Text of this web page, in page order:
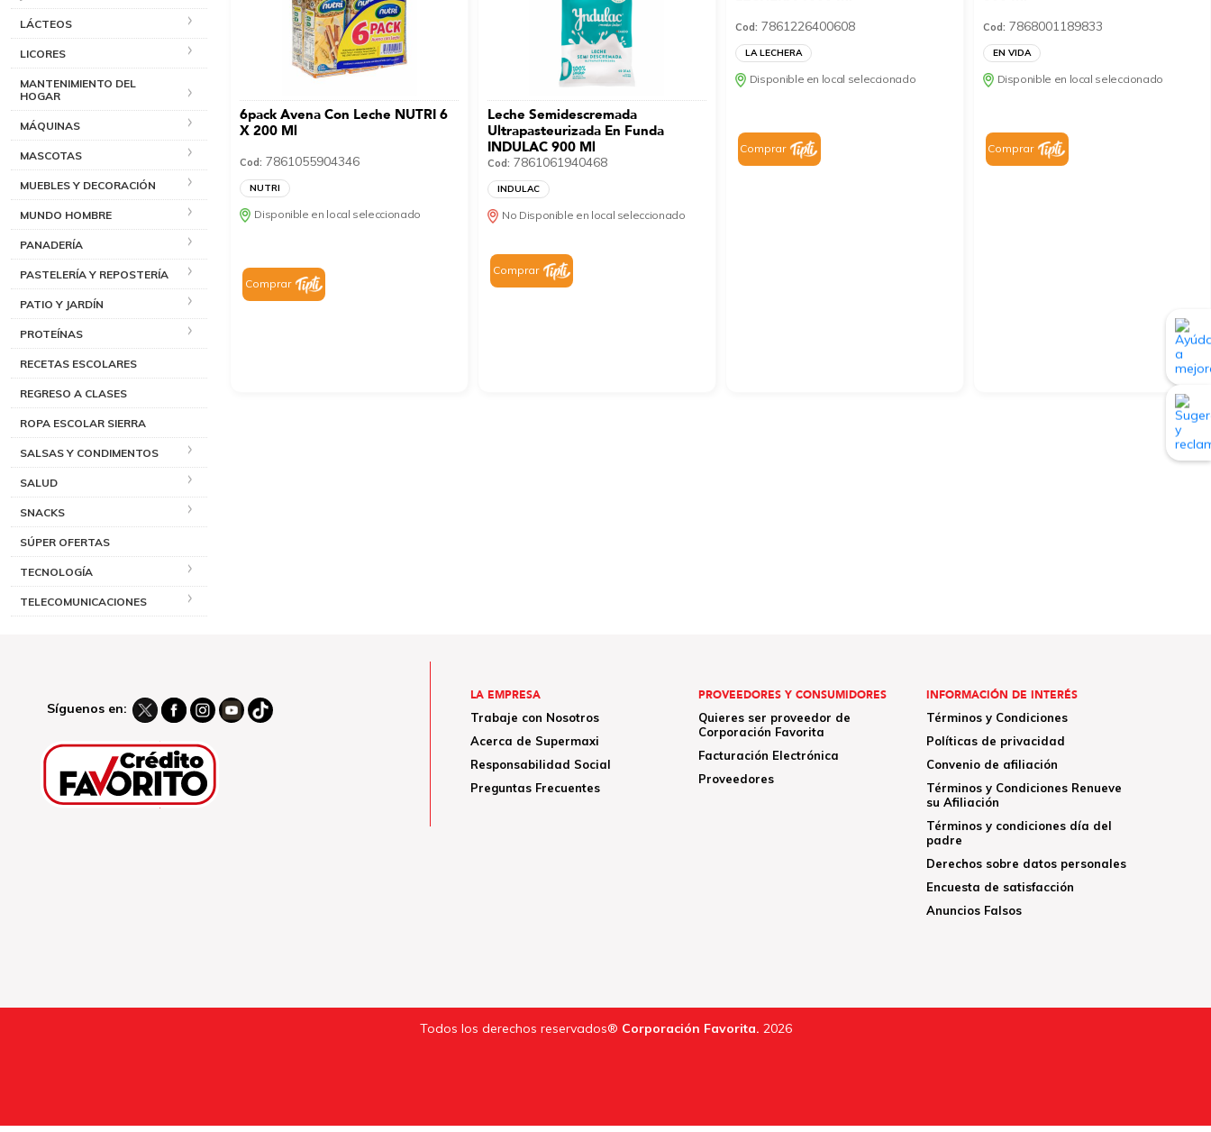
LÁCTEOS
LICORES
MANTENIMIENTO DEL
HOGAR
MÁQUINAS
MASCOTAS
MUEBLES Y DECORACIÓN
MUNDO HOMBRE
PANADERÍA
PASTELERÍA Y REPOSTERÍA
PATIO Y JARDÍN
PROTEÍNAS
RECETAS ESCOLARES
REGRESO A CLASES
ROPA ESCOLAR SIERRA
SALSAS Y CONDIMENTOS
SALUD
SNACKS
SÚPER OFERTAS
TECNOLOGÍA
TELECOMUNICACIONES
6pack Avena Con Leche NUTRI 6
X 200 Ml
Cod: 7861055904346
NUTRI
Disponible en local seleccionado
Comprar
Leche Semidescremada
Ultrapasteurizada En Funda
INDULAC 900 Ml
Cod: 7861061940468
INDULAC
No Disponible en local seleccionado
Comprar
Cod: 7861226400608
LA LECHERA
Disponible en local seleccionado
Comprar
Cod: 7868001189833
EN VIDA
Disponible en local seleccionado
Comprar
Síguenos en:
LA EMPRESA
Trabaje con Nosotros
Acerca de Supermaxi
Responsabilidad Social
Preguntas Frecuentes
PROVEEDORES Y CONSUMIDORES
Quieres ser proveedor de
Corporación Favorita
Facturación Electrónica
Proveedores
INFORMACIÓN DE INTERÉS
Términos y Condiciones
Políticas de privacidad
Convenio de afiliación
Términos y Condiciones Renueve
su Afiliación
Términos y condiciones día del
padre
Derechos sobre datos personales
Encuesta de satisfacción
Anuncios Falsos
Todos los derechos reservados® Corporación Favorita. 2026